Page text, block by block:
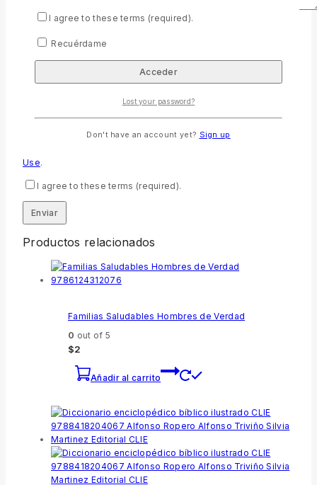
Guarda mi nombre, correo electrónico y web en este
For security, use of Google's reCAPTCHA service is required
Use.
I agree to these terms (required).
Productos relacionados
Familias Saludables Hombres de Verdad
0 out of 5
$2
Añadir al carrito
I agree to these terms (required).
Recuérdame
Lost your password?
Don't have an account yet? Sign up